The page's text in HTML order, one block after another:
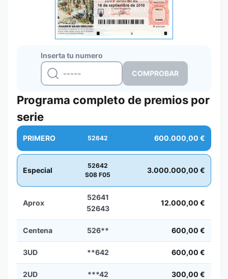
Inserta tu numero
Programa completo de premios por
serie
PRIMERO 52642 600.000,00 €
Especial
52642
S08 F05
3.000.000,00 €
Aprox
52641
52643
12.000,00 €
Centena 526** 600,00 €
3UD **642 600,00 €
2UD ***42 300,00 €